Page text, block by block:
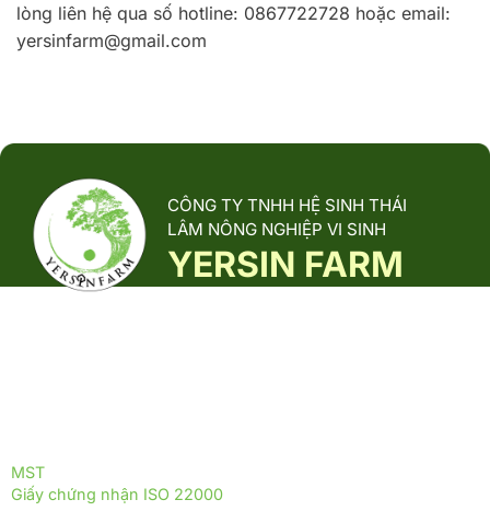
lòng liên hệ qua số hotline: 0867722728 hoặc email:
yersinfarm@gmail.com
CÔNG TY TNHH HỆ SINH THÁI
LÂM NÔNG NGHIỆP VI SINH
YERSIN FARM
MST: 0317255399
Giấy chứng nhận ISO 22000: 2018 - ISOQ.4244-FSMS